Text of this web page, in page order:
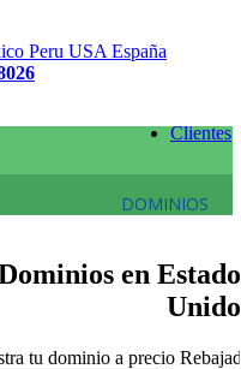
Peru USA España
Clientes
DOMINIOS
en
tu dominio a precio